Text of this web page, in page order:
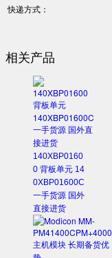
快递方式：
相关产品
140XBP0160
0 背板单元 14
0XBP01600C
一手货源 国外
直接进货